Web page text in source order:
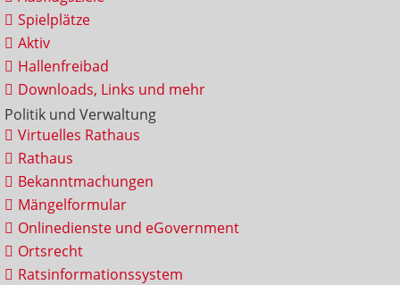
Spielplätze
Aktiv
Hallenfreibad
Downloads, Links und mehr
Politik und Verwaltung
Virtuelles Rathaus
Rathaus
Bekanntmachungen
Mängelformular
Onlinedienste und eGovernment
Ortsrecht
Ratsinformationssystem